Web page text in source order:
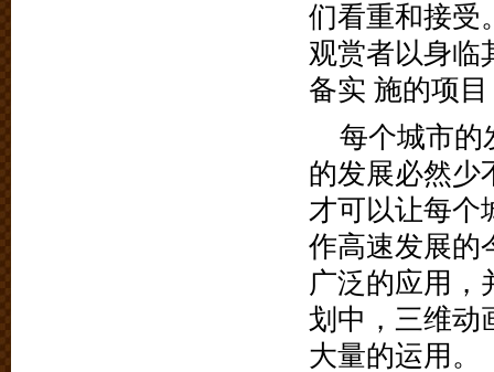
们看重和接受
观赏者以身临
备实 施的项
每个城市的
的发展必然少
才可以让每个
作高速发展的
广泛的应用，
划中，三维动
大量的运用。